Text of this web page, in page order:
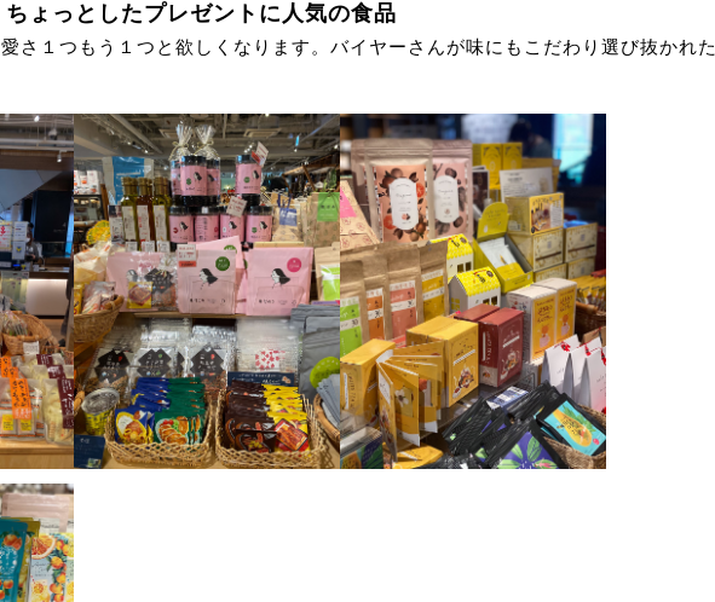
ょっとしたプレゼントに人気の食品
さ１つもう１つと欲しくなります。バイヤーさんが味にもこだわり選び抜かれた